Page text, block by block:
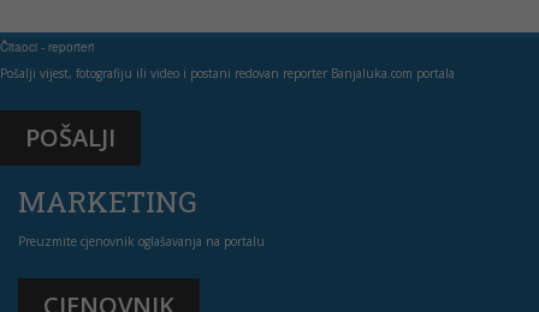
Čitaoci - reporteri
Pošalji vijest, fotografiju ili video i postani redovan reporter Banjaluka.com portala
POŠALJI
MARKETING
Preuzmite cjenovnik oglašavanja na portalu
CJENOVNIK